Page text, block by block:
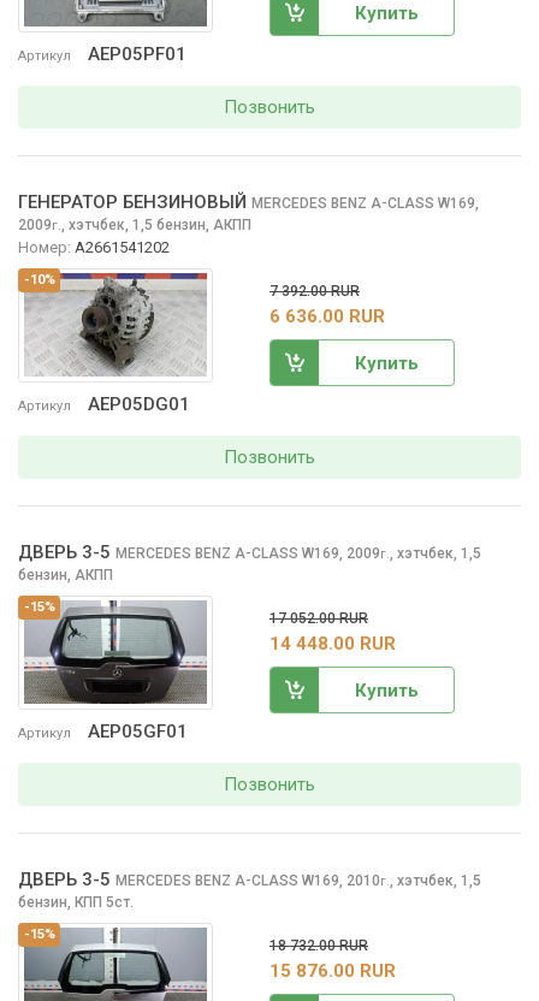
Артикул AEP05PF01
Купить
Позвонить
-10%
Артикул AEP05DG01
ГЕНЕРАТОР БЕНЗИНОВЫЙ MERCEDES BENZ A-CLASS W169,
2009г., хэтчбек, 1,5 бензин, АКПП
Номер: A2661541202
7 392.00 RUR
6 636.00 RUR
Купить
Позвонить
-15%
Артикул AEP05GF01
ДВЕРЬ 3-5 MERCEDES BENZ A-CLASS W169, 2009г., хэтчбек, 1,5
бензин, АКПП
17 052.00 RUR
14 448.00 RUR
Купить
Позвонить
-15%
ДВЕРЬ 3-5 MERCEDES BENZ A-CLASS W169, 2010г., хэтчбек, 1,5
бензин, КПП 5ст.
18 732.00 RUR
15 876.00 RUR